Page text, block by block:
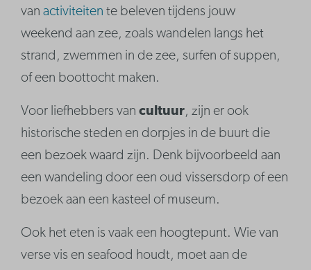
vanactiviteiten te beleven tijdens jouw
weekend aan zee, zoals wandelen langs het
strand, zwemmen in de zee, surfen of suppen,
of een boottocht maken.
Voor liefhebbers vancultuur, zijn er ook
historische steden en dorpjes in de buurt die
een bezoek waard zijn. Denk bijvoorbeeld aan
een wandeling door een oud vissersdorp of een
bezoek aan een kasteel of museum.
Ook het eten is vaak een hoogtepunt. Wie van
verse vis en seafood houdt, moet aan de